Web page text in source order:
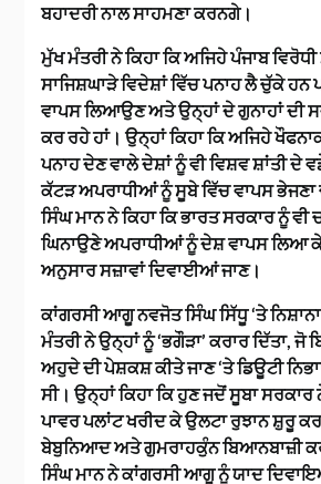
ਬਹਾਦਰੀ ਨਾਲ ਸਾਹਮਣਾ ਕਰਨਗੇ।
ਮੁੱਖ ਮੰਤਰੀ ਨੇ ਕਿਹਾ ਕਿ ਅਜਿਹੇ ਪੰਜਾਬ
ਸਾਜਿਸ਼ਘਾੜੇ ਵਿਦੇਸ਼ਾਂ ਵਿੱਚ ਪਨਾਹ ਲੈ ਚੁੱਕੇ ਹਨ
ਵਾਪਸ ਲਿਆਉਣ ਅਤੇ ਉਨ੍ਹਾਂ ਦੇ ਗੁਨਾਹਾਂ ਦੀ
ਕਰ ਰਹੇ ਹਾਂ। ਉਨ੍ਹਾਂ ਕਿਹਾ ਕਿ ਅਜਿਹੇ
ਪਨਾਹ ਦੇਣ ਵਾਲੇ ਦੇਸ਼ਾਂ ਨੂੰ ਵੀ ਵਿਸ਼ਵ ਸ਼ਾਂਤੀ ਦੇ
ਕੱਟੜ ਅਪਰਾਧੀਆਂ ਨੂੰ ਸੂਬੇ ਵਿੱਚ ਵਾਪਸ ਭੇਜਣਾ
ਸਿੰਘ ਮਾਨ ਨੇ ਕਿਹਾ ਕਿ ਭਾਰਤ ਸਰਕਾਰ ਨੂੰ ਵੀ
ਘਿਨਾਉਣੇ ਅਪਰਾਧੀਆਂ ਨੂੰ ਦੇਸ਼ ਵਾਪਸ ਲਿਆ
ਅਨੁਸਾਰ ਸਜ਼ਾਵਾਂ ਦਿਵਾਈਆਂ ਜਾਣ।
ਕਾਂਗਰਸੀ ਆਗੂ ਨਵਜੋਤ ਸਿੰਘ ਸਿੱਧੂ ‘ਤੇ
ਮੰਤਰੀ ਨੇ ਉਨ੍ਹਾਂ ਨੂੰ ‘ਭਗੌੜਾ’ ਕਰਾਰ ਦਿੱਤਾ, ਜੋ
ਅਹੁਦੇ ਦੀ ਪੇਸ਼ਕਸ਼ ਕੀਤੇ ਜਾਣ ‘ਤੇ ਡਿਊਟੀ
ਸੀ। ਉਨ੍ਹਾਂ ਕਿਹਾ ਕਿ ਹੁਣ ਜਦੋਂ ਸੂਬਾ
ਪਾਵਰ ਪਲਾਂਟ ਖਰੀਦ ਕੇ ਉਲਟਾ ਰੁਝਾਨ ਸ਼ੁਰੂ ਕਰ
ਬੇਬੁਨਿਆਦ ਅਤੇ ਗੁਮਰਾਹਕੁੰਨ ਬਿਆਨਬਾਜ਼ੀ
ਸਿੰਘ ਮਾਨ ਨੇ ਕਾਂਗਰਸੀ ਆਗੂ ਨੂੰ ਯਾਦ